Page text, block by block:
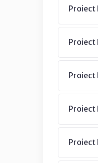
Proiect
Proiect
Proiect
Proiect
Proiect